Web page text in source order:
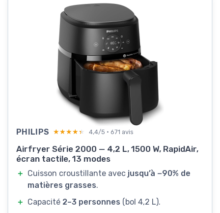
PHILIPS ★★★★★
★★★★★ 4,4/5 · 671 avis
Airfryer Série 2000 — 4,2 L, 1500 W, RapidAir,
écran tactile, 13 modes
＋ Cuisson croustillante avec jusqu’à −90% de
matières grasses.
＋ Capacité 2–3 personnes (bol 4,2 L).